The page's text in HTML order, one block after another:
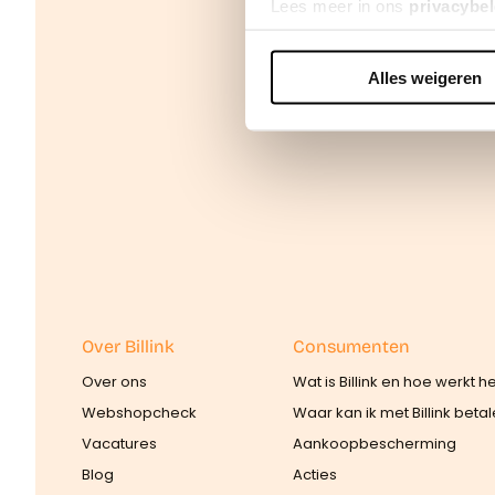
Lees meer in ons
We werken samen met42
Alles weigeren
Over Billink
Over ons
Webshopcheck
Vacatures
Blog
Consumenten
Wat is Billink en hoe werkt
Waar kan ik met Billink
Aankoopbescherming
Acties